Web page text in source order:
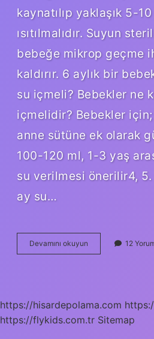
kaynatılıp yaklaşık 5-
ısıtılmalıdır. Suyun
bebeğe mikrop geçme
kaldırır. 6 aylık bir
su içmeli? Bebekler ne
içmelidir? Bebekler
anne sütüne ek olarak
100-120 ml, 1-3 yaş
su verilmesi önerilir4,
ay su…
Devamını okuyun Bebeklere
Ilk
12
https://hisardepolama.com
https://flykids.com.tr Sitemap